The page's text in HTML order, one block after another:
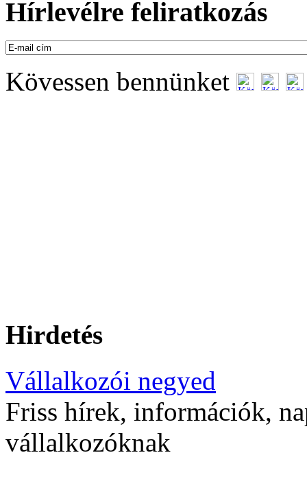
Hírlevélre feliratkozás
Kövessen bennünket
Hirdetés
Vállalkozói negyed
Friss hírek, információk,
vállalkozóknak